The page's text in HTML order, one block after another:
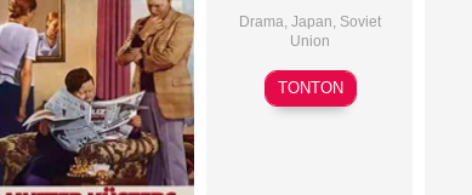
Drama, Japan, Soviet
Union
Akira
Kurosawa
TONTON